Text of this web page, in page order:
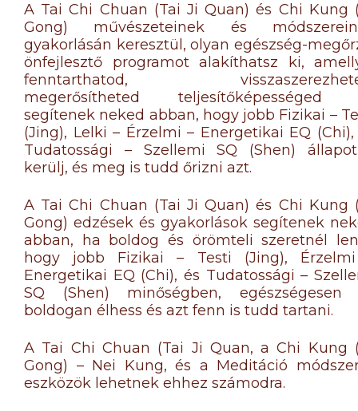
A Tai Chi Chuan (Tai Ji Quan) és Chi Kung
Gong) művészeteinek és
gyakorlásán keresztül, olyan egészség-
önfejlesztő programot alakíthatsz ki,
fenntarthatod,
megerősítheted teljesítőképességed
segítenek neked abban, hogy jobb Fizikai –
(Jing), Lelki – Érzelmi – Energetikai EQ (Chi),
Tudatossági – Szellemi SQ (Shen)
kerülj, és meg is tudd őrizni azt.
A Tai Chi Chuan (Tai Ji Quan) és Chi Kung
Gong) edzések és gyakorlások segítenek
abban, ha boldog és örömteli szeretnél
hogy jobb Fizikai – Testi (Jing),
Energetikai EQ (Chi), és Tudatossági –
SQ (Shen) minőségben, egészségesen
boldogan élhess és azt fenn is tudd tartani.
A Tai Chi Chuan (Tai Ji Quan, a Chi Kung
Gong) – Nei Kung, és a Meditáció
eszközök lehetnek ehhez számodra.